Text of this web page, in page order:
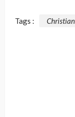
Tags :